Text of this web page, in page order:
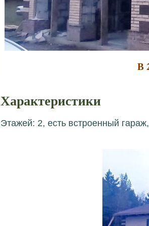
В
Характеристики
Этажей: 2, есть встроенный